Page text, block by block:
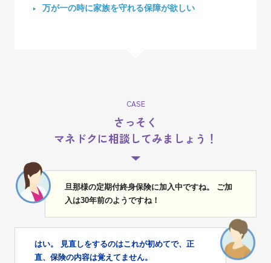
万が一の時に家族を守れる保障が欲しい
CASE
さっそく
マネドクに相談してみましょう！
旦那様の定期付終身保険に加入中ですね。 ご加
入は30年前のようですね！
はい。 見直しをするのはこれが初めてで、正
直、保険の内容は覚えてません。